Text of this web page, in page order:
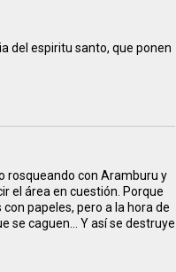
del espiritu santo, que ponen
rosqueando con Aramburu y
el área en cuestión. Porque
papeles, pero a la hora de
se caguen... Y así se destruye